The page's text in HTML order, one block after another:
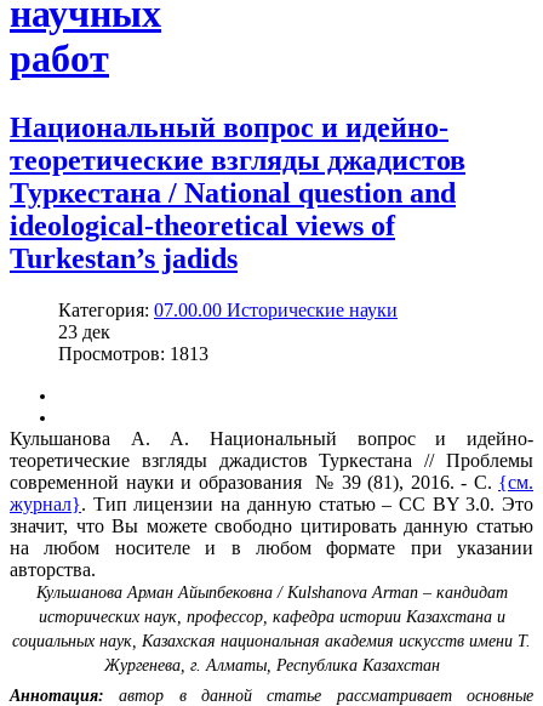
научных
работ
Национальный вопрос и идейно-
теоретические взгляды джадистов
Туркестана / National question and
ideological-theoretical views of
Turkestan’s jadids
Категория: 07.00.00 Исторические науки
23 дек
Просмотров: 1813
Кульшанова А. А. Национальный вопрос и идейно-
теоретические взгляды джадистов Туркестана // Проблемы
современной науки и образования № 39 (81), 2016. - С. {см.
журнал}. Тип лицензии на данную статью – CC BY 3.0. Это
значит, что Вы можете свободно цитировать данную статью
на любом носителе и в любом формате при указании
авторства.
Кульшанова Арман Айыпбековна / Kulshanova Аrman – кандидат
исторических наук, профессор, кафедра истории Казахстана и
социальных наук, Казахская национальная академия искусств имени Т.
Жургенева, г. Алматы, Республика Казахстан
Аннотация: автор в данной статье рассматривает основные